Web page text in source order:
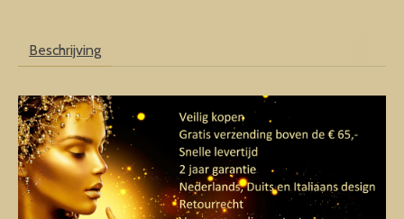
Beschrijving